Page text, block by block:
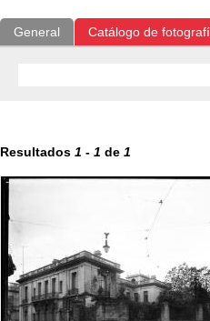
General Catálogo de
Resultados 1 - 1 de 1